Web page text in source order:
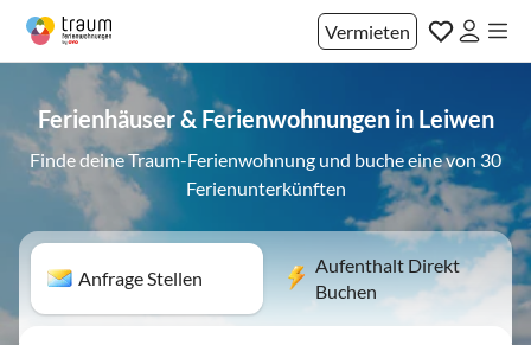
Vermieten
Ferienhäuser & Ferienwohnungen in Leiwen
Finde deine Traum-Ferienwohnung und buche eine von 30
Ferienunterkünften
Anfrage Stellen
Aufenthalt Direkt
Buchen